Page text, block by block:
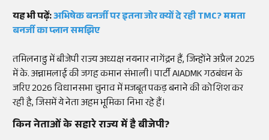
यह भी पढ़ें:अभिषेक बनर्जी पर इतना जोर क्यों दे रही TMC? ममता
बनर्जी का प्लान समझिए
तमिलनाडु में बीजेपी राज्य अध्यक्ष नयनार नागेंद्रन हैं, जिन्होंने अप्रैल 2025
में के. अन्नामलाई की जगह कमान संभाली। पार्टी AIADMK गठबंधन के
जरिए 2026 विधानसभा चुनाव में मजबूत पकड़ बनाने की कोशिश कर
रही है, जिसमें ये नेता अहम भूमिका निभा रहे हैं।
​किन नेताओं के सहारे राज्य में है बीजेपी?